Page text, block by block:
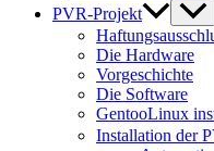
PVR-Projekt
Die Hardware
Vorgeschichte
Die Software
GentooLinux
Installation der